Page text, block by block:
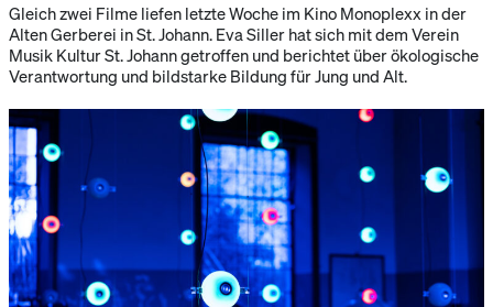
Gleich zwei Filme liefen letzte Woche im Kino Monoplexx in der
Alten Gerberei in St. Johann. Eva Siller hat sich mit dem Verein
Musik Kultur St. Johann getroffen und berichtet über ökologische
Verantwortung und bildstarke Bildung für Jung und Alt.